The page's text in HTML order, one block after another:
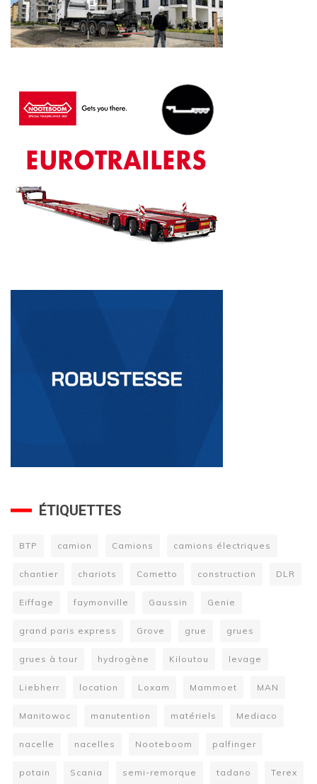
ÉTIQUETTES
BTP camion Camions camions électriques
chantier chariots Cometto construction DLR
Eiffage faymonville Gaussin Genie
grand paris express Grove grue grues
grues à tour hydrogène Kiloutou levage
Liebherr location Loxam Mammoet MAN
Manitowoc manutention matériels Mediaco
nacelle nacelles Nooteboom palfinger
potain Scania semi-remorque tadano Terex